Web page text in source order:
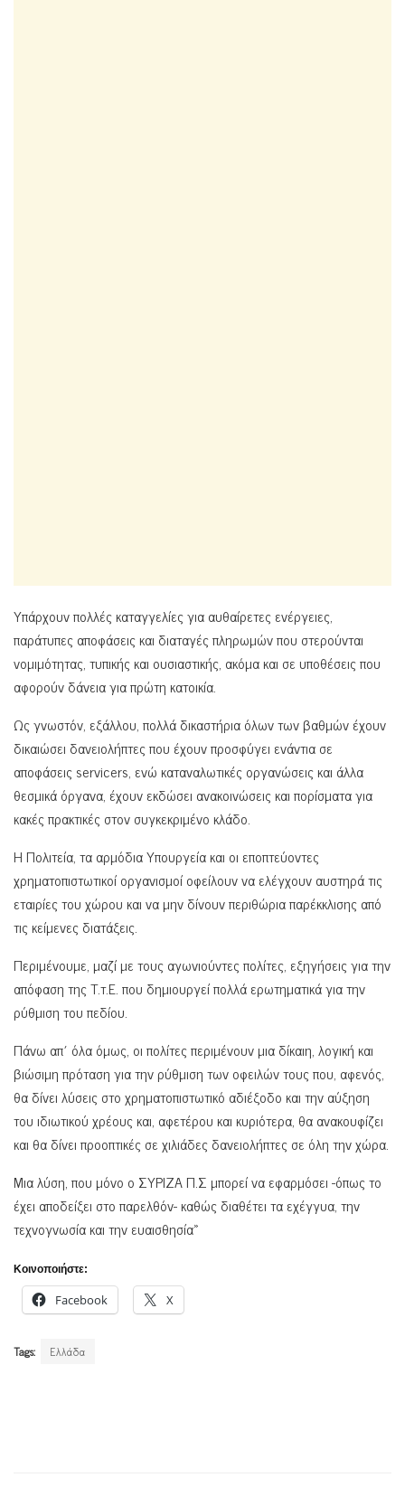
Υπάρχουν πολλές καταγγελίες για αυθαίρετες ενέργειες,
παράτυπες αποφάσεις και διαταγές πληρωμών που στερούνται
νομιμότητας, τυπικής και ουσιαστικής, ακόμα και σε υποθέσεις που
αφορούν δάνεια για πρώτη κατοικία.
Ως γνωστόν, εξάλλου, πολλά δικαστήρια όλων των βαθμών έχουν
δικαιώσει δανειολήπτες που έχουν προσφύγει ενάντια σε
αποφάσεις servicers, ενώ καταναλωτικές οργανώσεις και άλλα
θεσμικά όργανα, έχουν εκδώσει ανακοινώσεις και πορίσματα για
κακές πρακτικές στον συγκεκριμένο κλάδο.
Η Πολιτεία, τα αρμόδια Υπουργεία και οι εποπτεύοντες
χρηματοπιστωτικοί οργανισμοί οφείλουν να ελέγχουν αυστηρά τις
εταιρίες του χώρου και να μην δίνουν περιθώρια παρέκκλισης από
τις κείμενες διατάξεις.
Περιμένουμε, μαζί με τους αγωνιούντες πολίτες, εξηγήσεις για την
απόφαση της Τ.τ.Ε. που δημιουργεί πολλά ερωτηματικά για την
ρύθμιση του πεδίου.
Πάνω απ΄ όλα όμως, οι πολίτες περιμένουν μια δίκαιη, λογική και
βιώσιμη πρόταση για την ρύθμιση των οφειλών τους που, αφενός,
θα δίνει λύσεις στο χρηματοπιστωτικό αδιέξοδο και την αύξηση
του ιδιωτικού χρέους και, αφετέρου και κυριότερα, θα ανακουφίζει
και θα δίνει προοπτικές σε χιλιάδες δανειολήπτες σε όλη την χώρα.
Μια λύση, που μόνο ο ΣΥΡΙΖΑ Π.Σ μπορεί να εφαρμόσει -όπως το
έχει αποδείξει στο παρελθόν- καθώς διαθέτει τα εχέγγυα, την
τεχνογνωσία και την ευαισθησία»
Κοινοποιήστε:
Facebook X
Tags: Ελλάδα